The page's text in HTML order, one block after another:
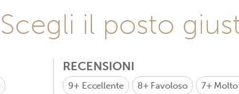
Scegli il posto
RECENSIONI
9+ Eccellente 8+ Favoloso 7+